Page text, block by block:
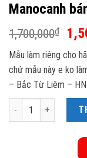
Manocanh
1,700,000₫
Giá
gốc
là:
Mẫu làm riêng cho
chứ mẫu này e ko
– Bắc Từ Liêm –
Manocanh bán thân